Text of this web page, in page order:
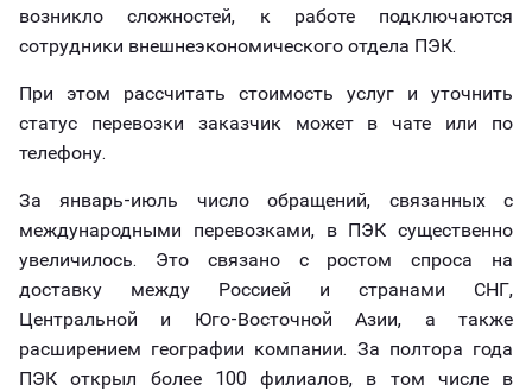
возникло сложностей, к работе подключаются
сотрудники внешнеэкономического отдела ПЭК.
При этом рассчитать стоимость услуг и уточнить
статус перевозки заказчик может в чате или по
телефону.
За январь-июль число обращений, связанных с
международными перевозками, в ПЭК существенно
увеличилось. Это связано с ростом спроса на
доставку между Россией и странами СНГ,
Центральной и Юго-Восточной Азии, а также
расширением географии компании. За полтора года
ПЭК открыл более 100 филиалов, в том числе в